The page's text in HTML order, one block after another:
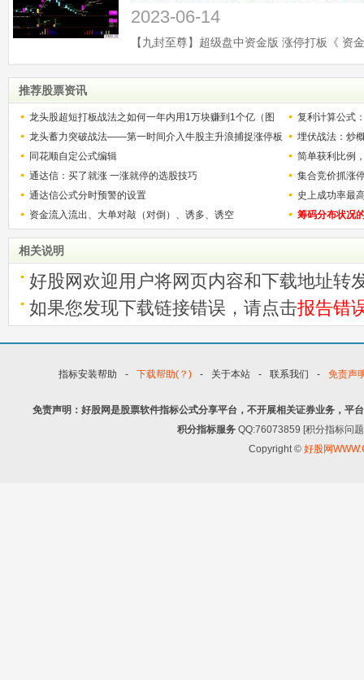
2023-06-14
推荐股票资讯
龙头股超短打板战法之如何一年内用1万块赚到1个亿（图
解）
复利计算公式
少？
龙头蓄力突破战法——第一时间介入牛股主升浪捕捉涨停板
的技巧（图解）
埋伏战法：炒
同花顺自定公式编辑
简单获利比例
用
通达信：买了就涨 一涨就停的选股技巧
集合竞价抓涨
通达信公式分时预警的设置
史上成功率最
称选股法宝！
资金流入流出、大单对敲（对倒）、诱多、诱空 筹码分布状况
相关说明
好股网欢迎用户将网页内容和下载地址转
如果您发现下载链接错误，请点击报告错
指标安装帮助 - 下载帮助(？) - 关于本站 - 联系我们 - 免责声
免责声明：好股网是股票软件指标公式分享平台，不开展相关证券业务，平
积分指标服务 QQ:76073859 [积分指标问
Copyright © 好股网